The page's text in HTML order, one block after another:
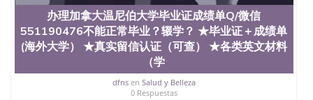
办理加拿大温尼伯大学毕业证成绩单Q/微信
551190476不能正常毕业？辍学？ ★毕业证＋成绩单
(海外大学） ★真实留信认证（可查） ★各类英文材料
（学
dfnsen Salud y Belleza
0 Respuestas